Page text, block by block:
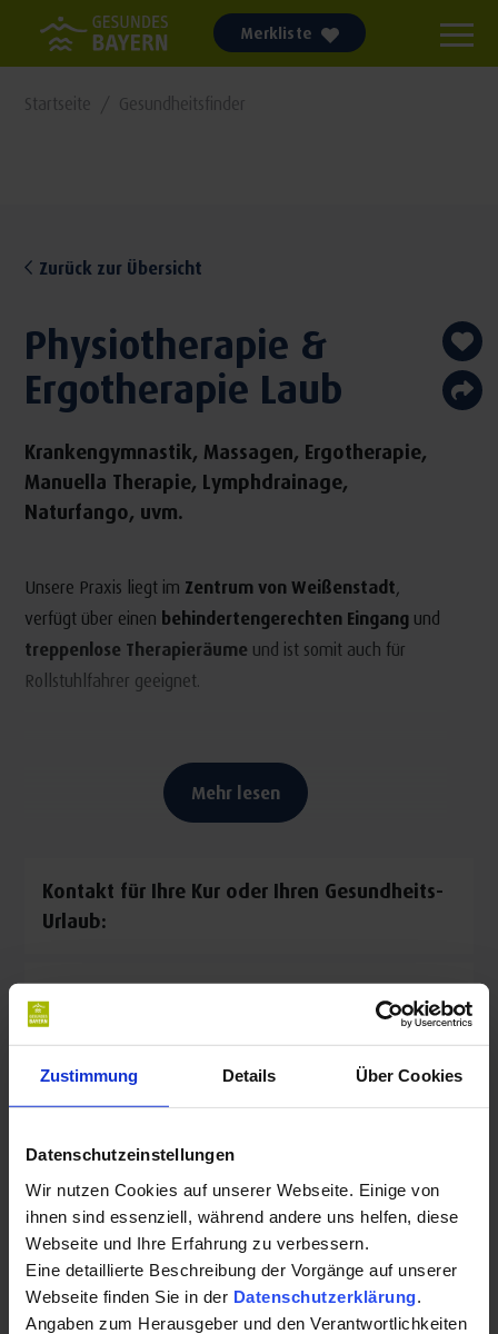
Zustimmung Details Über Cookies
Datenschutzeinstellungen
Wir nutzen Cookies auf unserer Webseite. Einige von
ihnen sind essenziell, während andere uns helfen, diese
Webseite und Ihre Erfahrung zu verbessern.
Eine detaillierte Beschreibung der Vorgänge auf unserer
Webseite finden Sie in der Datenschutzerklärung
Angaben zum Herausgeber und den Verantwortlichkeiten
Merkliste
Startseite Gesundheitsfinder
Zurück zur Übersicht
Physiotherapie &
Ergotherapie Laub
Krankengymnastik, Massagen, Ergotherapie,
Manuella Therapie, Lymphdrainage,
Naturfango, uvm.
Unsere Praxis liegt im Zentrum von Weißenstadt,
verfügt über einen behindertengerechten Eingangund
treppenlose Therapieräume und ist somit auch für
Rollstuhlfahrer geeignet.
Mehr lesen
Kontakt für Ihre Kur oder Ihren Gesundheits-
Urlaub:
Laub
Kirchenlamitzer Straße 32
95163 Weißenstadt
Telefon:
+4992538180
anna@laub-physio-ergo.de